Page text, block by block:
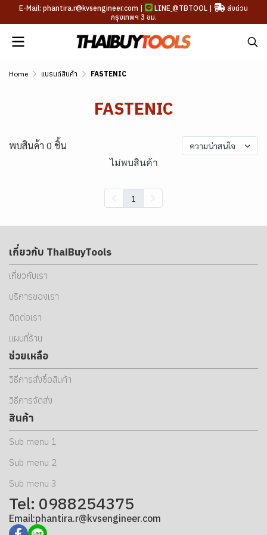
E-Mail: phantira.r@kvsengineer.com | LINE @TBTOOL |
ส่งด่วน
กรุงเทพฯ 3 ชม.
Home แบรนด์สินค้า FASTENIC
FASTENIC
พบสินค้า 0 ชิ้น ความน่าสนใจ
ไม่พบสินค้า
1
เกี่ยวกับ ThaiBuyTools
เกี่ยวกับเรา
บริการของเรา
ติดต่อเรา
แผนที่ร้าน
ช่วยเหลือ
วิธีการสั่งซื้อสินค้า
วิธีการจัดส่ง
สินค้า
Sub menu 1
Sub menu 2
Sub menu 3
Tel: 0988254375
Email:phantira.r@kvsengineer.com